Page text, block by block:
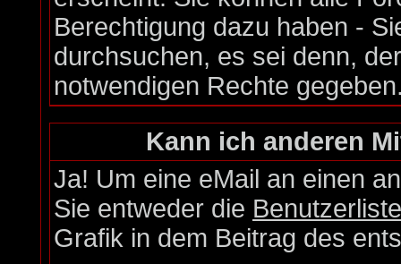
Berechtigung dazu haben -
durchsuchen, es sei denn,
notwendigen Rechte
Kann ich anderen
Ja! Um eine eMail an einen
Sie entweder die Benutzerliste
Grafik in dem Beitrag des